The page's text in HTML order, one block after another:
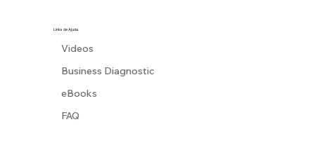
Links de Ajuda
Videos
Business Diagnostic
eBooks
FAQ